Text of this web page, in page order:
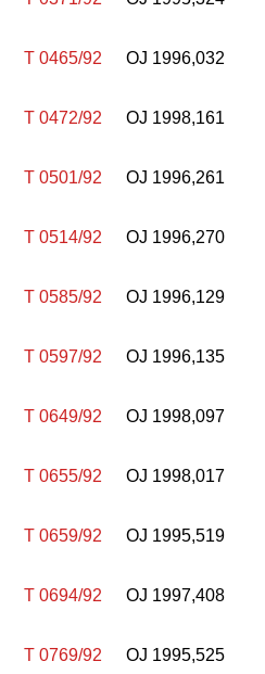
T 0465/92 OJ 1996,032
T 0472/92 OJ 1998,161
T 0501/92 OJ 1996,261
T 0514/92 OJ 1996,270
T 0585/92 OJ 1996,129
T 0597/92 OJ 1996,135
T 0649/92 OJ 1998,097
T 0655/92 OJ 1998,017
T 0659/92 OJ 1995,519
T 0694/92 OJ 1997,408
T 0769/92 OJ 1995,525